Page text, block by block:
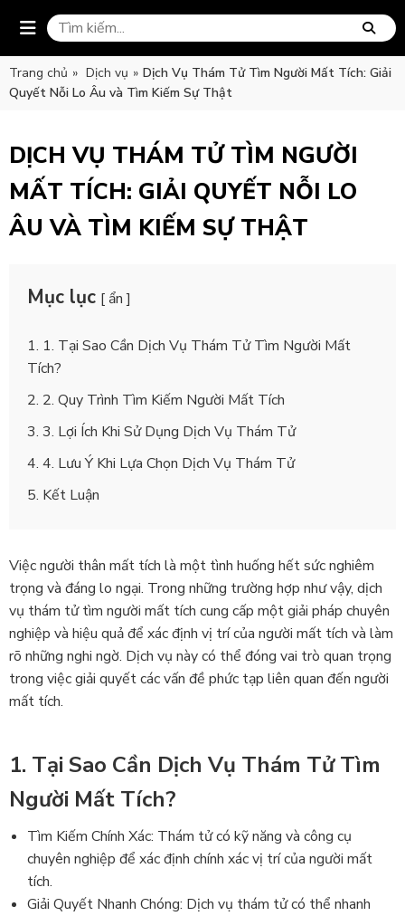
Trang chủ » Dịch vụ » Dịch Vụ Thám Tử Tìm Người Mất Tích: Giải
Quyết Nỗi Lo Âu và Tìm Kiếm Sự Thật
DỊCH VỤ THÁM TỬ TÌM NGƯỜI
MẤT TÍCH: GIẢI QUYẾT NỖI LO
ÂU VÀ TÌM KIẾM SỰ THẬT
Mục lục [ ẩn ]
1. Tại Sao Cần Dịch Vụ Thám Tử Tìm Người Mất
Tích?
2. Quy Trình Tìm Kiếm Người Mất Tích
3. Lợi Ích Khi Sử Dụng Dịch Vụ Thám Tử
4. Lưu Ý Khi Lựa Chọn Dịch Vụ Thám Tử
Kết Luận
Việc người thân mất tích là một tình huống hết sức nghiêm
trọng và đáng lo ngại. Trong những trường hợp như vậy, dịch
vụ thám tử tìm người mất tích cung cấp một giải pháp chuyên
nghiệp và hiệu quả để xác định vị trí của người mất tích và làm
rõ những nghi ngờ. Dịch vụ này có thể đóng vai trò quan trọng
trong việc giải quyết các vấn đề phức tạp liên quan đến người
mất tích.
1. Tại Sao Cần Dịch Vụ Thám Tử Tìm
Người Mất Tích?
Tìm Kiếm Chính Xác: Thám tử có kỹ năng và công cụ
chuyên nghiệp để xác định chính xác vị trí của người mất
tích.
Giải Quyết Nhanh Chóng: Dịch vụ thám tử có thể nhanh